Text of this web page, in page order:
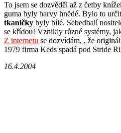
To jsem se dozvěděl až z četby
guma byly barvy hnědé. Bylo to
tkaničky byly bílé. Sebedbalí
se křídou! Vznikly různé systémy,
Z internetu se dozvídám, , že
1979 firma Keds spadá pod Stride
16.4.2004